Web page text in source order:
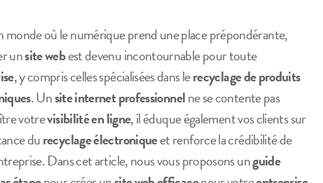
monde où le numérique prend une place prépondérante,
unsite webest devenu incontournable pour toute
, y compris celles spécialisées dans lerecyclage de produits
. Unsite internet professionnelne se contente pas
votrevisibilité en ligne, il éduque également vos clients sur
durecyclage électroniqueet renforce la crédibilité de
Dans cet article, nous vous proposons unguide